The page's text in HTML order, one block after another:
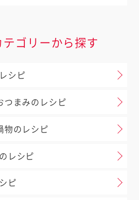
テゴリーから探す
シピ
つまみのレシピ
物のレシピ
レシピ
ピ